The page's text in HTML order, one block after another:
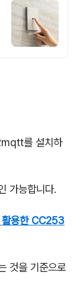
를 설치하
가능합니다.
용한 CC253
것을 기준으로